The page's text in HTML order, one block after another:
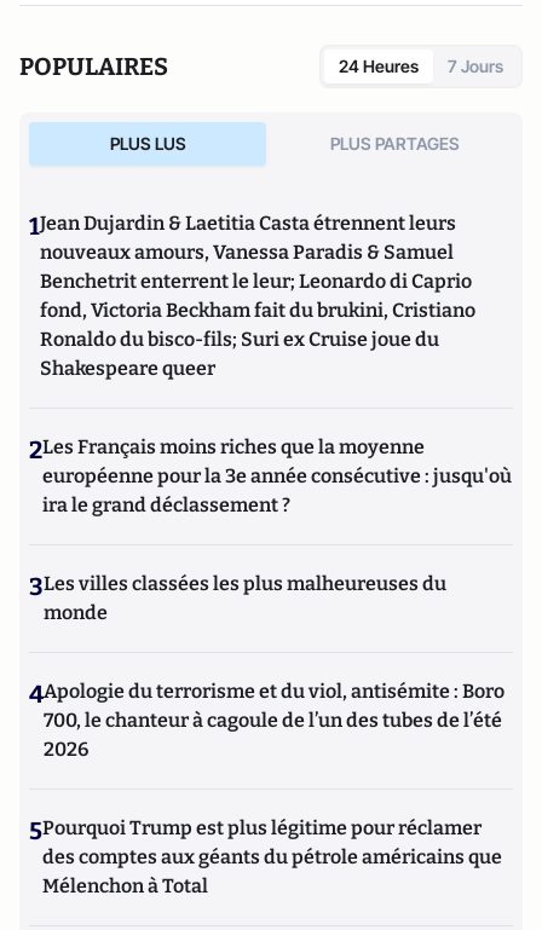
POPULAIRES 24 Heures 7 Jours
PLUS LUS PLUS PARTAGES
1Jean Dujardin & Laetitia Casta étrennent leurs
nouveaux amours, Vanessa Paradis & Samuel
Benchetrit enterrent le leur; Leonardo di Caprio
fond, Victoria Beckham fait du brukini, Cristiano
Ronaldo du bisco-fils; Suri ex Cruise joue du
Shakespeare queer
2Les Français moins riches que la moyenne
européenne pour la 3e année consécutive : jusqu'où
ira le grand déclassement ?
3Les villes classées les plus malheureuses du
monde
4Apologie du terrorisme et du viol, antisémite : Boro
700, le chanteur à cagoule de l’un des tubes de l’été
2026
5Pourquoi Trump est plus légitime pour réclamer
des comptes aux géants du pétrole américains que
Mélenchon à Total